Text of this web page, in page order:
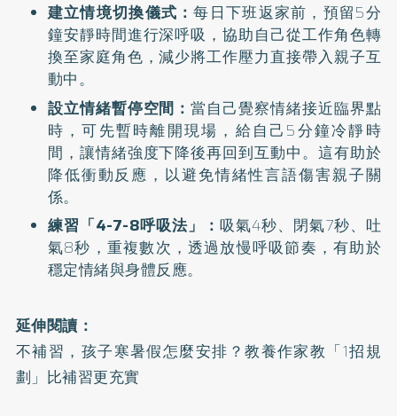
建立情境切換儀式：每日下班返家前，預留5分
鐘安靜時間進行深呼吸，協助自己從工作角色轉
換至家庭角色，減少將工作壓力直接帶入親子互
動中。
設立情緒暫停空間：當自己覺察情緒接近臨界點
時，可先暫時離開現場，給自己5分鐘冷靜時
間，讓情緒強度下降後再回到互動中。這有助於
降低衝動反應，以避免情緒性言語傷害親子關
係。
練習「4-7-8呼吸法」： 吸氣4秒、閉氣7秒、吐
氣8秒，重複數次，透過放慢呼吸節奏，有助於
穩定情緒與身體反應。
延伸閱讀：
不補習，孩子寒暑假怎麼安排？教養作家教「1招規
劃」比補習更充實